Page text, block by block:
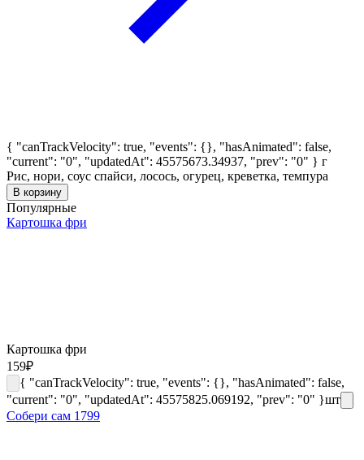
{ "canTrackVelocity": true, "events": {}, "hasAnimated": false,
"current": "0", "updatedAt": 45575673.34937, "prev": "0" } г
Рис, нори, соус спайси, лосось, огурец, креветка, темпура
В корзину
Популярные
Картошка фри
Картошка фри
159₽
{ "canTrackVelocity": true, "events": {}, "hasAnimated": false,
"current": "0", "updatedAt": 45575825.069192, "prev": "0" }шт
Собери сам 1799